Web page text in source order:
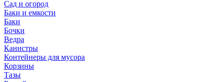
Сад и огород
Баки и емкости
Баки
Бочки
Ведра
Канистры
Контейнеры для мусора
Корзины
Тазы